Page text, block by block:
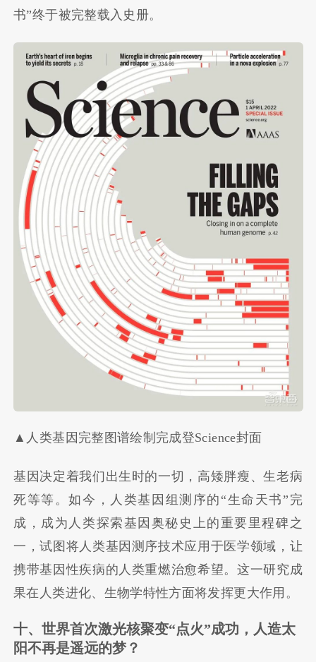
书”终于被完整载入史册。
▲人类基因完整图谱绘制完成登Science封面
基因决定着我们出生时的一切，高矮胖瘦、生老病
死等等。如今，人类基因组测序的“生命天书”完
成，成为人类探索基因奥秘史上的重要里程碑之
一，试图将人类基因测序技术应用于医学领域，让
携带基因性疾病的人类重燃治愈希望。这一研究成
果在人类进化、生物学特性方面将发挥更大作用。
十、世界首次激光核聚变“点火”成功，人造太
阳不再是遥远的梦？